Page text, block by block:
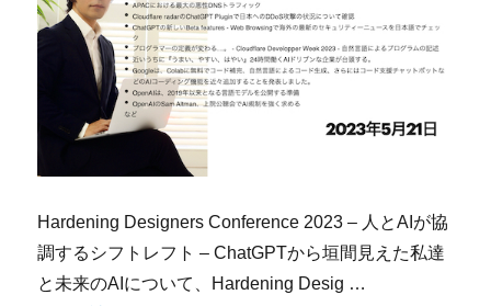
Hardening Designers Conference 2023 – 人とAIが協
調するシフトレフト – ChatGPTから垣間見えた私達
と未来のAIについて、Hardening Desig …